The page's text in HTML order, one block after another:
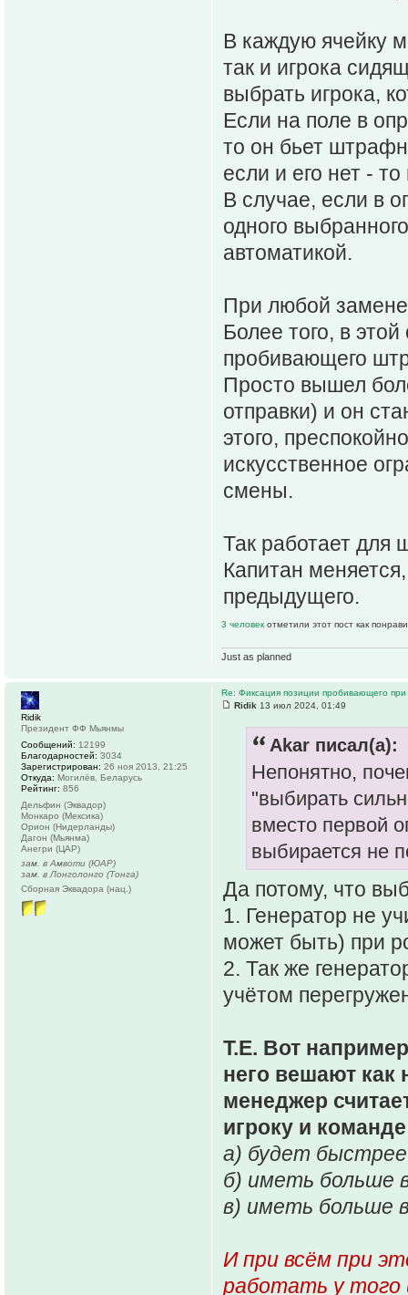
В каждую ячейку
так и игрока
выбрать игрока,
Если на поле в
то он бьет
если и его нет -
В случае, если в
одного
автоматикой.
При любой
Более того, в
пробивающего
Просто вышел
отправки) и он
этого,
искусственное
смены.
Так работает для
Капитан
предыдущего.
3 человек отметили этот пост как
Just as planned
Re: Фиксация позиции пробивающего
Ridik 13 июл 2024, 01:49
Akar писал(а):
Непонятно,
"выбирать
вместо первой
выбирается не
Да потому, что
1. Генератор не
может быть) при
2. Так же
учётом
Т.Е. Вот
него вешают
менеджер
игроку и
а) будет
б) иметь больше
в) иметь больше
И при всём при
работать у
Ridik
Президент ФФ Мьянмы
Сообщений: 12199
Благодарностей: 3034
Зарегистрирован: 26 ноя 2013, 21:25
Откуда: Могилёв, Беларусь
Рейтинг: 856
Дельфин (Эквадор)
Монкаро (Мексика)
Орион (Нидерланды)
Дагон (Мьянма)
Анегри (ЦАР)
зам. в Амвоти (ЮАР)
зам. в Лонголонго (Тонга)
Сборная Эквадора (нац.)